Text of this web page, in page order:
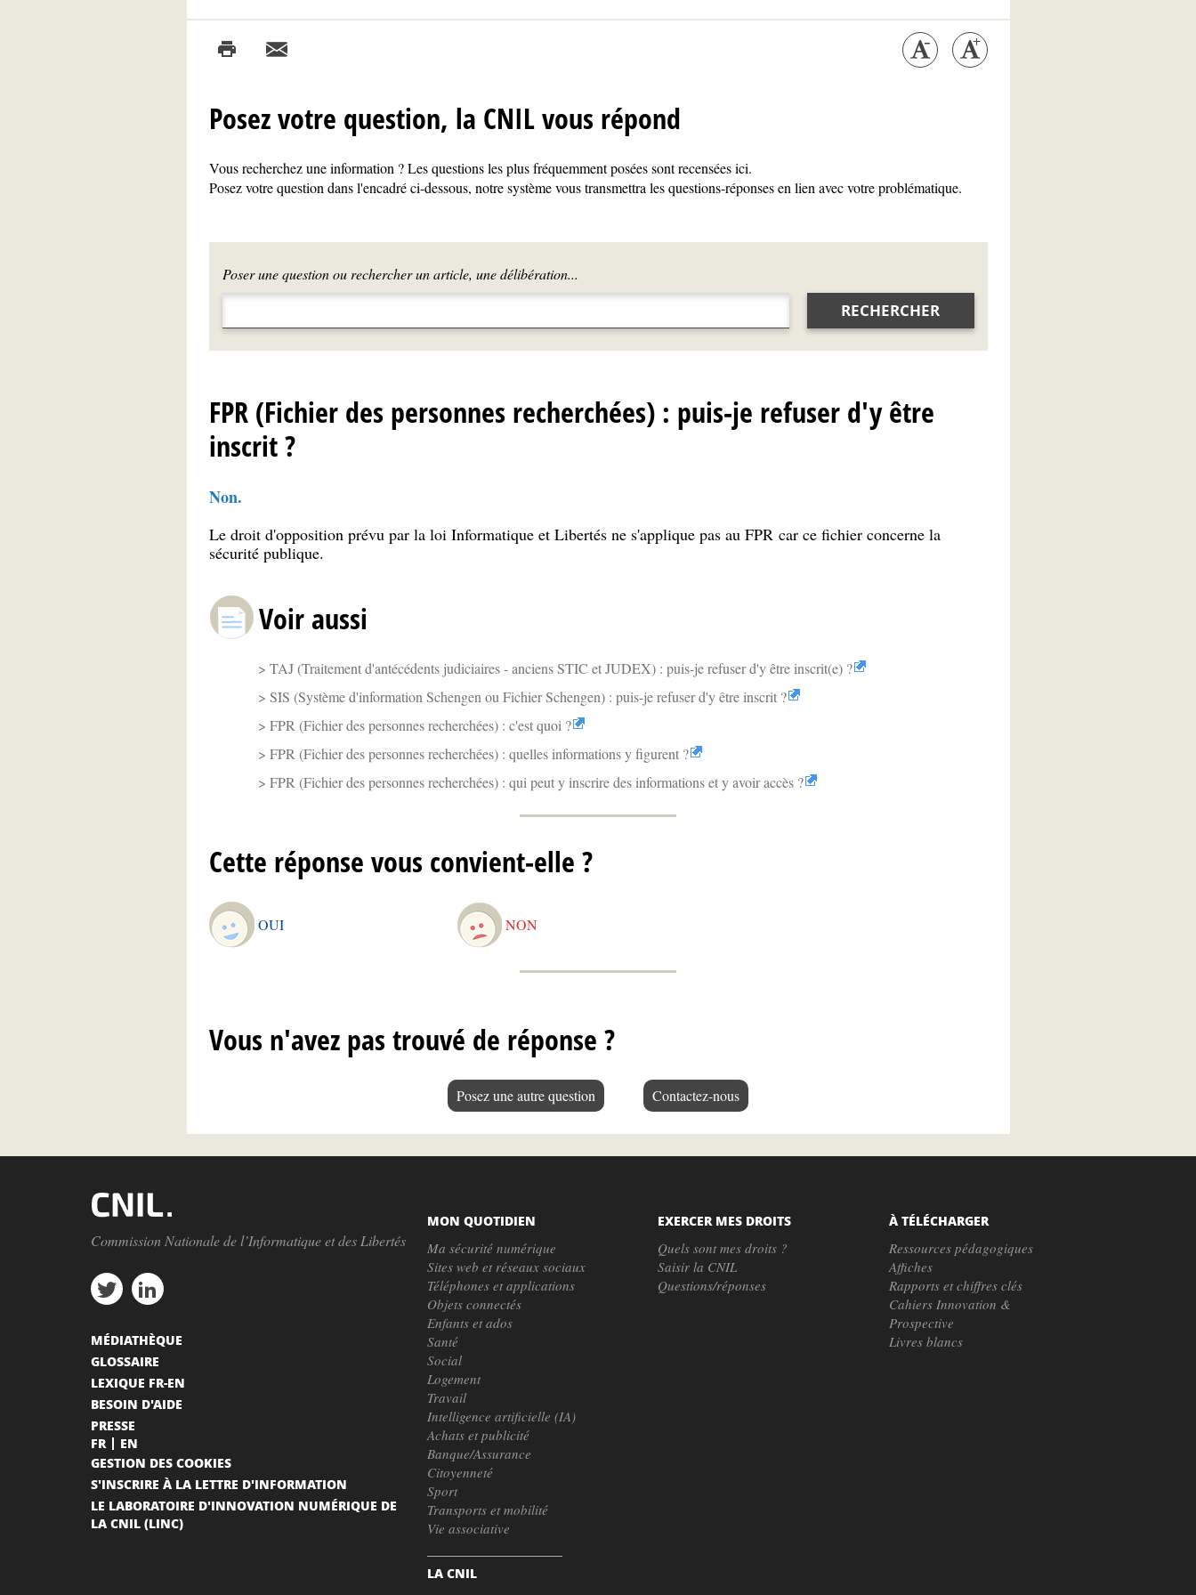
Posez votre question, la CNIL vous répond
Vous recherchez une information ? Les questions les plus fréquemment posées sont recensées ici.
Posez votre question dans l'encadré ci-dessous, notre système vous transmettra les questions-réponses en lien avec votre problématique.
Poser une question ou rechercher un article, une délibération...
RECHERCHER
FPR (Fichier des personnes recherchées) : puis-je refuser d'y être
inscrit ?
Non.
Le droit d'opposition prévu par la loi Informatique et Libertés ne s'applique pas au FPR car ce fichier concerne la
sécurité publique.
Voir aussi
TAJ (Traitement d'antécédents judiciaires - anciens STIC et JUDEX) : puis-je refuser d'y être inscrit(e) ?
SIS (Système d'information Schengen ou Fichier Schengen) : puis-je refuser d'y être inscrit ?
FPR (Fichier des personnes recherchées) : c'est quoi ?
FPR (Fichier des personnes recherchées) : quelles informations y figurent ?
FPR (Fichier des personnes recherchées) : qui peut y inscrire des informations et y avoir accès ?
Cette réponse vous convient-elle ?
OUI NON
Vous n'avez pas trouvé de réponse ?
Posez une autre question Contactez-nous
Commission Nationale de l’Informatique et des Libertés
MON QUOTIDIEN
Ma sécurité numérique
Sites web et réseaux sociaux
Téléphones et applications
Objets connectés
Enfants et ados
Santé
Social
Logement
Travail
Intelligence artificielle (IA)
Achats et publicité
Banque/Assurance
Citoyenneté
Sport
Transports et mobilité
Vie associative
LA CNIL
EXERCER MES DROITS
Quels sont mes droits ?
Saisir la CNIL
Questions/réponses
À TÉLÉCHARGER
Ressources pédagogiques
Affiches
Rapports et chiffres clés
Cahiers Innovation &
Prospective
Livres blancs
MÉDIATHÈQUE
GLOSSAIRE
LEXIQUE FR-EN
BESOIN D'AIDE
PRESSE
FR
EN
GESTION DES COOKIES
S'INSCRIRE À LA LETTRE D'INFORMATION
LE LABORATOIRE D'INNOVATION NUMÉRIQUE DE
LA CNIL (LINC)